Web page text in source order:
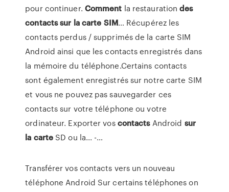
pour continuer. Comment la restaurationdes
contactssur lacarte SIM… Récupérez les
contacts perdus / supprimés de la carte SIM
Android ainsi que les contacts enregistrés dans
la mémoire du téléphone.Certains contacts
sont également enregistrés sur notre carte SIM
et vous ne pouvez pas sauvegarder ces
contacts sur votre téléphone ou votre
ordinateur. Exporter voscontactsAndroid sur
la carte SD ou la... -…
Transférer vos contacts vers un nouveau
téléphone Android Sur certains téléphones on